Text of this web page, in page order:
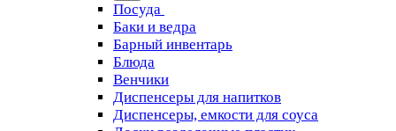
Посуда
Баки и ведра
Барный инвентарь
Блюда
Венчики
Диспенсеры для напитков
Диспенсеры, емкости для соуса